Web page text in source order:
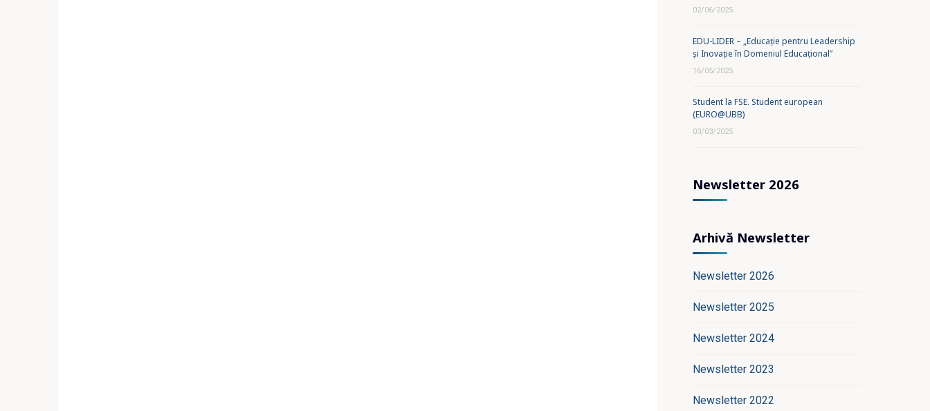
02/06/2025
EDU-LIDER – „Educație pentru Leadership
și Inovație în Domeniul Educațional”
16/05/2025
Student la FSE. Student european
(EURO@UBB)
03/03/2025
Newsletter 2026
Arhivă Newsletter
Newsletter 2026
Newsletter 2025
Newsletter 2024
Newsletter 2023
Newsletter 2022